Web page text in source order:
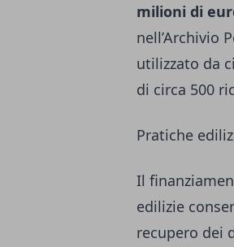
milioni di
nell’Archivio
utilizzato da
di circa 500
Pratiche
Il
edilizie
recupero dei